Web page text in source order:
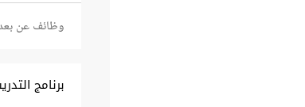
وظائف عن
برنامج